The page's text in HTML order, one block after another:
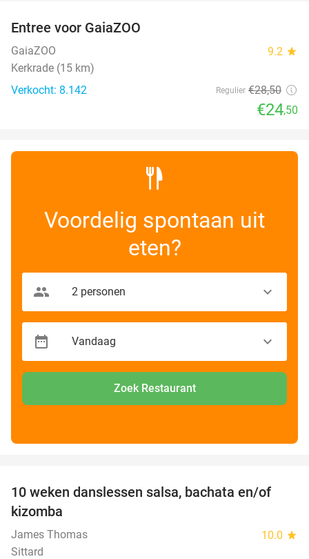
Entree voor GaiaZOO
GaiaZOO 9.2 star
Kerkrade (15 km)
Verkocht: 8.142
Regulier €28,50
€24,50
Voordelig spontaan uit
eten?
Zoek Restaurant
56%
10 weken danslessen salsa, bachata en/of
kizomba
James Thomas 10.0 star
Sittard